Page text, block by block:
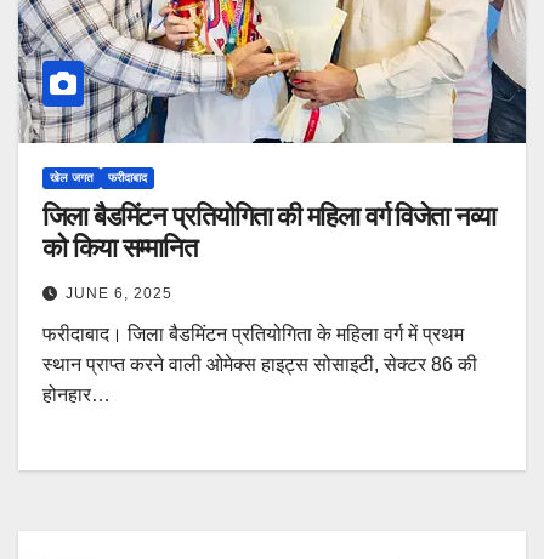
खेल जगत फरीदाबाद
जिला बैडमिंटन प्रतियोगिता की महिला वर्ग विजेता नव्या
को किया सम्मानित
JUNE 6, 2025
फरीदाबाद। जिला बैडमिंटन प्रतियोगिता के महिला वर्ग में प्रथम
स्थान प्राप्त करने वाली ओमेक्स हाइट्स सोसाइटी, सेक्टर 86 की
होनहार…